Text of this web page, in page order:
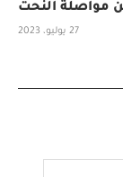
مواصلة النحت
27 يوليو، 2023